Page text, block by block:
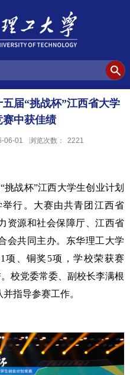
届“挑战杯”江西省大学
中获佳绩
06-01 浏览次数： 2221
挑战杯”江西大学生创业计划
行。大赛由共青团江西省
资源和社会保障厅、江西省
会共同主办。东华理工大学
项、铜奖5项，学校荣获赛
校党委常委、副校长李满根
指导参赛工作。